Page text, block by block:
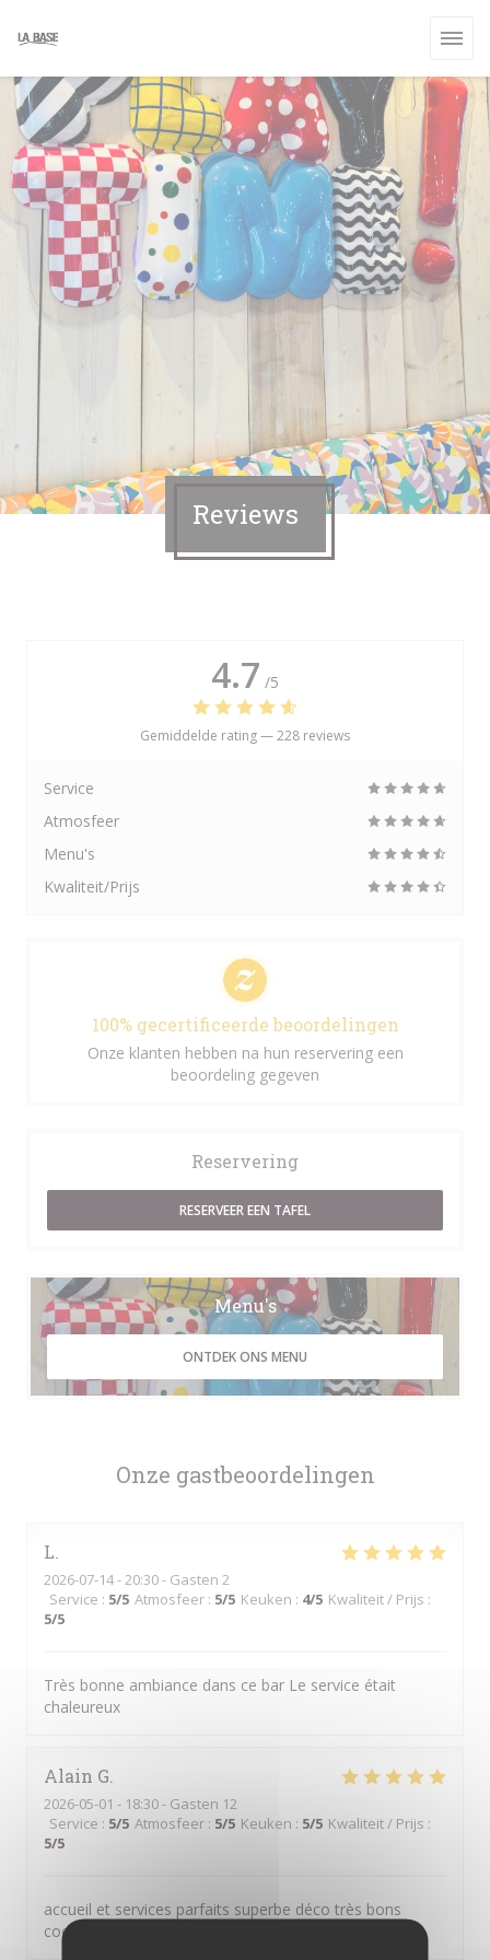
Reviews
Onze gastbeoordelingen
L
2026-07-14- 20:30 - Gasten 2
Service : 5/5 Atmosfeer : 5/5 Keuken : 4/5 Kwaliteit / Prijs :
5/5
Très bonne ambiance dans ce bar Le service était
chaleureux
Alain G
2026-05-01 - 18:30 - Gasten 12
Service : 5/5 Atmosfeer : 5/5 Keuken : 5/5 Kwaliteit / Prijs :
5/5
accueil et services parfaits superbe déco très bons
cocktails et très bonnes pizzas nous recommandons
4.7 /5
Gemiddelde rating —228 reviews
Service
Atmosfeer
Menu's
Kwaliteit/Prijs
100% gecertificeerde beoordelingen
Onze klanten hebben na hun reservering een
beoordeling gegeven
Reservering
RESERVEER EEN TAFEL
Menu's
ONTDEK ONS MENU